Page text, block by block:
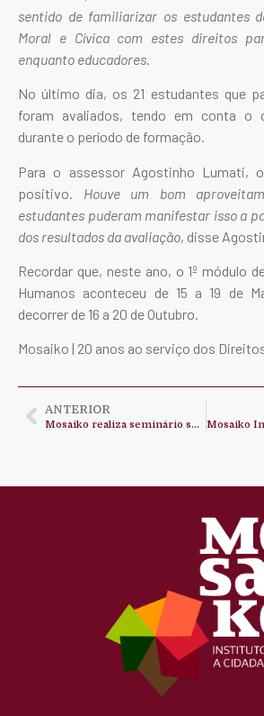
sentido de familiarizar os estudantes
Moral e Cívica com estes direitos
enquanto educadores
No último dia, os 21 estudantes que
foram avaliados, tendo em conta o
durante o período de formação.
Para o assessor Agostinho Lumati,
positivo. Houve um bom
estudantes puderam manifestar isso a
dos resultados da avaliação, disse
Recordar que, neste ano, o 1º módulo
Humanos aconteceu de 15 a 19 de
decorrer de 16 a 20 de Outubro.
Mosaiko | 20 anos ao serviço dos
ANTERIOR
Mosaiko realiza seminário sobre a elaboração de trabalhos de fim de curso